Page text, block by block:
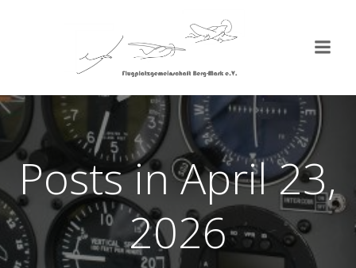
Inhalt
springen
Posts in April 23,
2026